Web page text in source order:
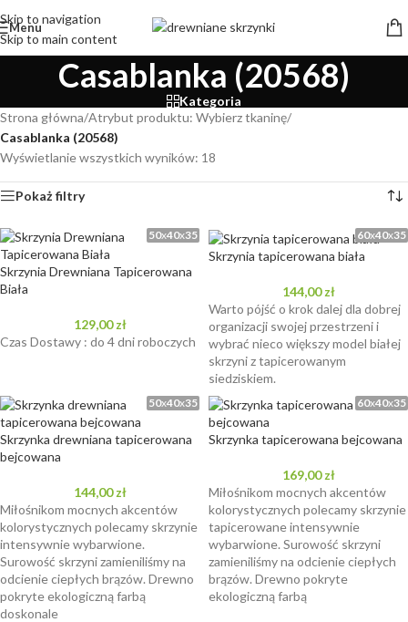
Skip to navigation
Skip to main content
Menu
Casablanka (20568)
Kategoria
Strona główna/Atrybut produktu: Wybierz tkaninę/
Casablanka (20568)
Wyświetlanie wszystkich wyników: 18
Pokaż filtry
50x40x35
Skrzynia Drewniana Tapicerowana
Biała
129,00zł
Czas Dostawy : do 4 dni roboczych
60x40x35
Skrzynia tapicerowana biała
144,00zł
Warto pójść o krok dalej dla dobrej
organizacji swojej przestrzeni i
wybrać nieco większy model białej
skrzyni z tapicerowanym
siedziskiem.
50x40x35
Skrzynka drewniana tapicerowana
bejcowana
144,00zł
Miłośnikom mocnych akcentów
kolorystycznych polecamy skrzynie
intensywnie wybarwione.
Surowość skrzyni zamieniliśmy na
odcienie ciepłych brązów. Drewno
pokryte ekologiczną farbą
doskonale
60x40x35
Skrzynka tapicerowana bejcowana
169,00zł
Miłośnikom mocnych akcentów
kolorystycznych polecamy skrzynie
tapicerowane intensywnie
wybarwione. Surowość skrzyni
zamieniliśmy na odcienie ciepłych
brązów. Drewno pokryte
ekologiczną farbą